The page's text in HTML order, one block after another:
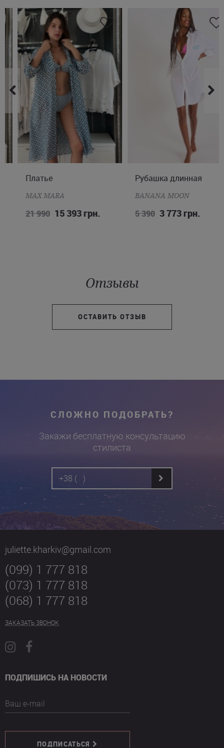
* Сзади рубашка удлиненная, с небольшими разрезами по
бокам.
На сайте модель представлена в бежевом цвете с авторским
рисунком. Купить данную модель от бренда пляжной одежды
Maaji можно с доставкой во Львов, Киев, Одессу, Харьков и
другие города Украины.
M
Платье
MAX MARA
21 990 15 393 грн.
S XL
Рубашка длинная
BANANA MOON
5 390 3 773 грн.
Отзывы
ОСТАВИТЬ ОТЗЫВ
СЛОЖНО ПОДОБРАТЬ?
Закажи бесплатную консультацию
стилиста
juliette.kharkiv@gmail.com
(099) 1 777 818
(073) 1 777 818
(068) 1 777 818
ЗАКАЗАТЬ ЗВОНОК
ПОДПИШИСЬ НА НОВОСТИ
Ваш e-mail
ПОДПИСАТЬСЯ